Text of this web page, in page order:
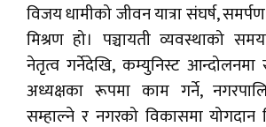
विजय धामीको जीवन यात्रा संघर्ष,
मिश्रण हो। पञ्चायती व्यवस्थाको
नेतृत्व गर्नेदेखि, कम्युनिस्ट
अध्यक्षका रूपमा काम गर्ने,
सम्हाल्ने र नगरको विकासमा योगदान